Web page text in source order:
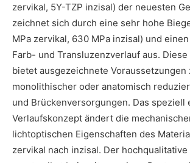
zervikal, 5Y-TZP inzisal) der neuesten
zeichnet sich durch eine sehr hohe
MPa zervikal, 630 MPa inzisal) und
Farb- und Transluzenzverlauf aus. Diese
bietet ausgezeichnete
monolithischer oder anatomisch
und Brückenversorgungen. Das speziell
Verlaufskonzept ändert die
lichtoptischen Eigenschaften des
zervikal nach inzisal. Der